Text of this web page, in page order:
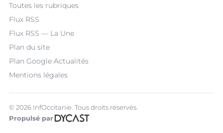
Toutes les rubriques
Flux RSS
Flux RSS — La Une
Plan du site
Plan Google Actualités
Mentions légales
© 2026 InfOccitanie. Tous droits réservés.
Propulsé par